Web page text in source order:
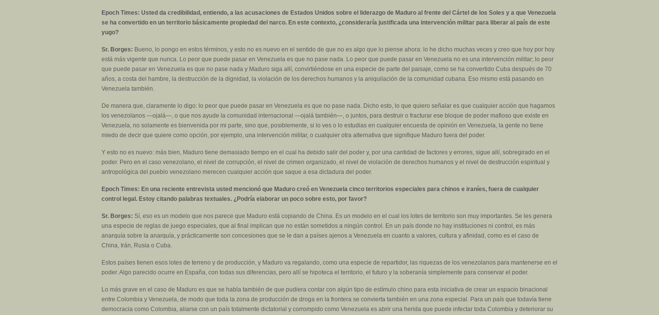
Epoch Times: Usted da credibilidad, entiendo, a las acusaciones de Estados Unidos sobre el liderazgo de Maduro al frente del Cártel de los Soles y a que Venezuela
se ha convertido en un territorio básicamente propiedad del narco. En este contexto, ¿consideraría justificada una intervención militar para liberar al país de este
yugo?
Sr. Borges: Bueno, lo pongo en estos términos, y esto no es nuevo en el sentido de que no es algo que lo piense ahora: lo he dicho muchas veces y creo que hoy por hoy
está más vigente que nunca. Lo peor que puede pasar en Venezuela es que no pase nada. Lo peor que puede pasar en Venezuela no es una intervención militar; lo peor
que puede pasar en Venezuela es que no pase nada y Maduro siga allí, convirtiéndose en una especie de parte del paisaje, como se ha convertido Cuba después de 70
años, a costa del hambre, la destrucción de la dignidad, la violación de los derechos humanos y la aniquilación de la comunidad cubana. Eso mismo está pasando en
Venezuela también.
De manera que, claramente lo digo: lo peor que puede pasar en Venezuela es que no pase nada. Dicho esto, lo que quiero señalar es que cualquier acción que hagamos
los venezolanos —ojalá—, o que nos ayude la comunidad internacional —ojalá también—, o juntos, para destruir o fracturar ese bloque de poder mafioso que existe en
Venezuela, no solamente es bienvenida por mi parte, sino que, posiblemente, si lo ves o lo estudias en cualquier encuesta de opinión en Venezuela, la gente no tiene
miedo de decir que quiere como opción, por ejemplo, una intervención militar, o cualquier otra alternativa que signifique Maduro fuera del poder.
Y esto no es nuevo: más bien, Maduro tiene demasiado tiempo en el cual ha debido salir del poder y, por una cantidad de factores y errores, sigue allí, sobregirado en el
poder. Pero en el caso venezolano, el nivel de corrupción, el nivel de crimen organizado, el nivel de violación de derechos humanos y el nivel de destrucción espiritual y
antropológica del pueblo venezolano merecen cualquier acción que saque a esa dictadura del poder.
Epoch Times: En una reciente entrevista usted mencionó que Maduro creó en Venezuela cinco territorios especiales para chinos e iraníes, fuera de cualquier
control legal. Estoy citando palabras textuales. ¿Podría elaborar un poco sobre esto, por favor?
Sr. Borges: Sí, eso es un modelo que nos parece que Maduro está copiando de China. Es un modelo en el cual los lotes de territorio son muy importantes. Se les genera
una especie de reglas de juego especiales, que al final implican que no están sometidos a ningún control. En un país donde no hay instituciones ni control, es más
anarquía sobre la anarquía, y prácticamente son concesiones que se le dan a países ajenos a Venezuela en cuanto a valores, cultura y afinidad, como es el caso de
China, Irán, Rusia o Cuba.
Estos países tienen esos lotes de terreno y de producción, y Maduro va regalando, como una especie de repartidor, las riquezas de los venezolanos para mantenerse en el
poder. Algo parecido ocurre en España, con todas sus diferencias, pero allí se hipoteca el territorio, el futuro y la soberanía simplemente para conservar el poder.
Lo más grave en el caso de Maduro es que se habla también de que pudiera contar con algún tipo de estímulo chino para esta iniciativa de crear un espacio binacional
entre Colombia y Venezuela, de modo que toda la zona de producción de droga en la frontera se convierta también en una zona especial. Para un país que todavía tiene
democracia como Colombia, aliarse con un país totalmente dictatorial y corrompido como Venezuela es abrir una herida que puede infectar toda Colombia y deteriorar su